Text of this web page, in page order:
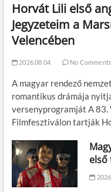
Horvát Lili első
Jegyzeteim a
Velencében
2026.08.04. No Comments
A magyar rendező
romantikus drámája
versenyprogramját A 83.
Filmfesztiválon tartják
első